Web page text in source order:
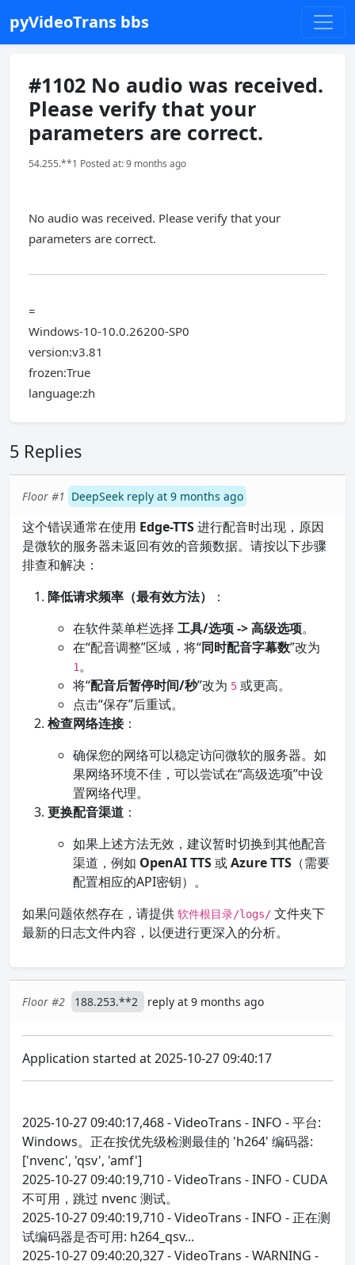
pyVideoTrans bbs
#1102 No audio was received.
Please verify that your
parameters are correct.
54.255.**1 Posted at: 9 months ago
No audio was received. Please verify that your
parameters are correct.
=
Windows-10-10.0.26200-SP0
version:v3.81
frozen:True
language:zh
5 Replies
Floor #1 DeepSeek reply at 9 months ago
这个错误通常在使用 Edge-TTS进行配音时出现，原因
是微软的服务器未返回有效的音频数据。请按以下步骤
排查和解决：
降低请求频率（最有效方法）
：
在软件菜单栏选择 工具/选项 -> 高级选项。
在“配音调整”区域，将“同时配音字幕数”改为
1。
将“配音后暂停时间/秒”改为 5 或更高。
点击“保存”后重试。
检查网络连接：
确保您的网络可以稳定访问微软的服务器。如
果网络环境不佳，可以尝试在“高级选项”中设
置网络代理。
更换配音渠道 ：
如果上述方法无效，建议暂时切换到其他配音
渠道，例如 OpenAI TTS或Azure TTS （需要
配置相应的API密钥）。
如果问题依然存在，请提供 软件根目录/logs/ 文件夹下
最新的日志文件内容，以便进行更深入的分析。
Floor #2 188.253.**2 reply at 9 months ago
Application started at 2025-10-27 09:40:17
2025-10-27 09:40:17,468 - VideoTrans - INFO - 平台:
Windows。正在按优先级检测最佳的 'h264' 编码器:
['nvenc', 'qsv', 'amf']
2025-10-27 09:40:19,710 - VideoTrans - INFO - CUDA
不可用，跳过 nvenc 测试。
2025-10-27 09:40:19,710 - VideoTrans - INFO - 正在测
试编码器是否可用: h264_qsv...
2025-10-27 09:40:20,327 - VideoTrans - WARNING -